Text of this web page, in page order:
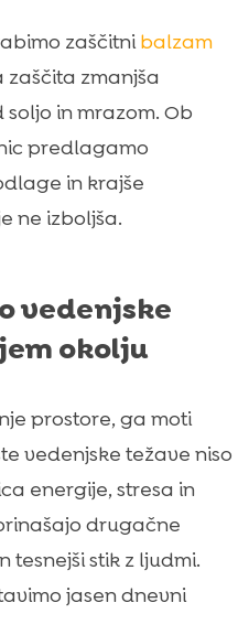
zaščitnibalzam
zaščita zmanjša
soljo in mrazom. Ob
predlagamo
in krajše
ne izboljša.
vedenjske
okolju
prostore, ga moti
vedenjske težave niso
energije, stresa in
drugačne
tesnejši stik z ljudmi.
jasen dnevni